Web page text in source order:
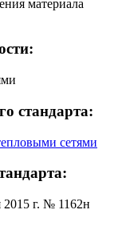
материала
стандарта:
сетями
2015 г. № 1162н